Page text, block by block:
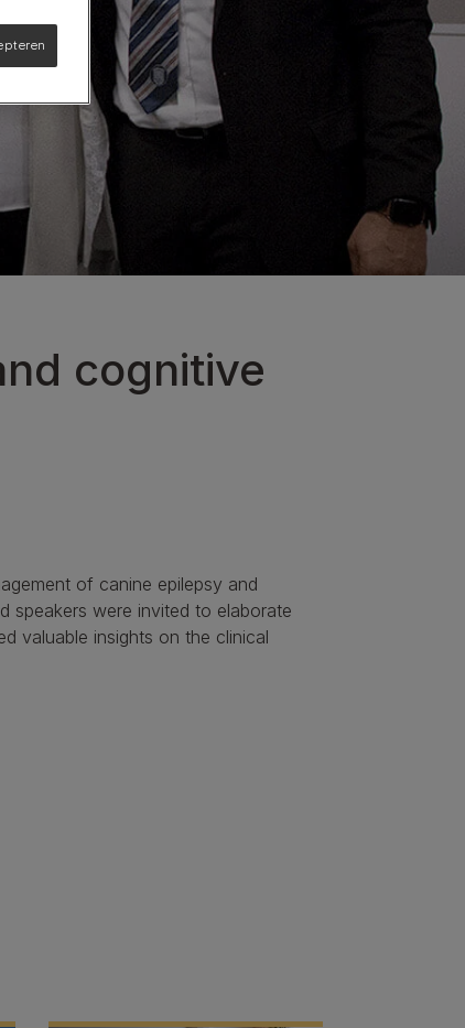
Water inname calculator
Cognitieve beoordelingsschaal voor honden
Lees meer
cognitive
of canine epilepsy and
speakers were invited to elaborate
valuable insights on the clinical